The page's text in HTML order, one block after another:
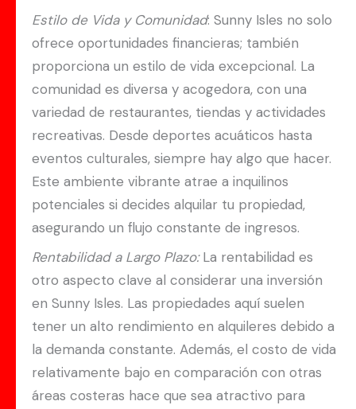
Estilo de Vida y Comunidad: Sunny Isles no solo
ofrece oportunidades financieras; también
proporciona un estilo de vida excepcional. La
comunidad es diversa y acogedora, con una
variedad de restaurantes, tiendas y actividades
recreativas. Desde deportes acuáticos hasta
eventos culturales, siempre hay algo que hacer.
Este ambiente vibrante atrae a inquilinos
potenciales si decides alquilar tu propiedad,
asegurando un flujo constante de ingresos.
Rentabilidad a Largo Plazo:La rentabilidad es
otro aspecto clave al considerar una inversión
en Sunny Isles. Las propiedades aquí suelen
tener un alto rendimiento en alquileres debido a
la demanda constante. Además, el costo de vida
relativamente bajo en comparación con otras
áreas costeras hace que sea atractivo para